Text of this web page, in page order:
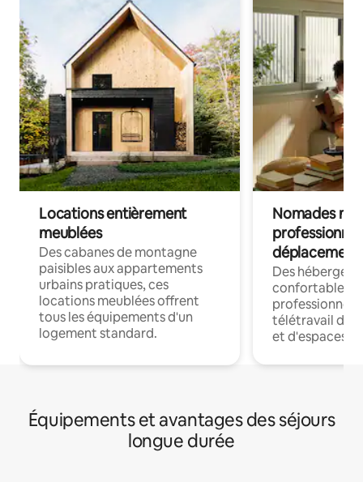
Locations entièrement
meublées
Des cabanes de montagne
paisibles aux appartements
urbains pratiques, ces
locations meublées offrent
tous les équipements d'un
logement standard.
Nomades
déplacement
Des
confortables
professionnels
télétravail
et d'espaces
Équipements et avantages des séjours
longue durée